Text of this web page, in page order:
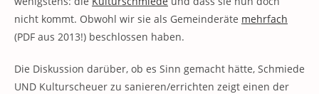
nicht kommt. Obwohl wir sie als Gemeinderäte mehrfach
(PDF aus 2013!) beschlossen haben.
Die Diskussion darüber, ob es Sinn gemacht hätte, Schmiede
UND Kulturscheuer zu sanieren/errichten zeigt einen der